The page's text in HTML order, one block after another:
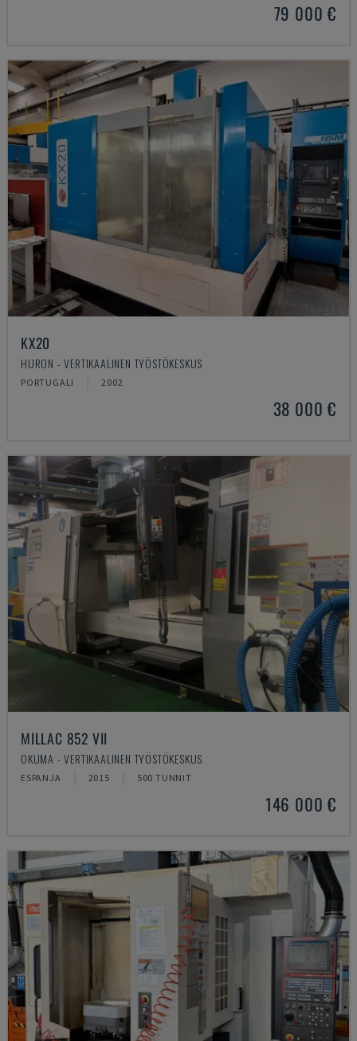
79 000 €
KX20
HURON - VERTIKAALINEN TYÖSTÖKESKUS
PORTUGALI 2002
38 000 €
MILLAC 852 VII
OKUMA - VERTIKAALINEN TYÖSTÖKESKUS
ESPANJA 2015 500 TUNNIT
146 000 €